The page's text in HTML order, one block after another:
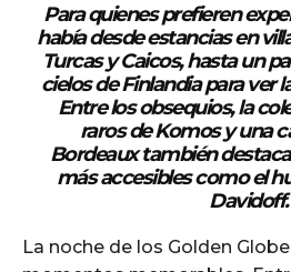
Para quienes prefieren
había desde estancias en
Turcas y Caicos, hasta un
cielos de Finlandia para ver
Entre los obsequios, la
raros deKomosy una
Bordeauxtambién
más accesibles como el
Davidoff.
La noche de los Golden